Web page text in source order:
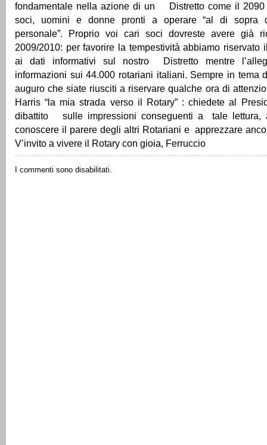
fondamentale nella azione di un Distretto come il
soci, uomini e donne pronti a operare “al di sopra
personale”. Proprio voi cari soci dovreste avere già
2009/2010: per favorire la tempestività abbiamo riservato
ai dati informativi sul nostro Distretto mentre
informazioni sui 44.000 rotariani italiani. Sempre in tema
auguro che siate riusciti a riservare qualche ora di
Harris “la mia strada verso il Rotary” : chiedete al
dibattito sulle impressioni conseguenti a tale lettura,
conoscere il parere degli altri Rotariani e apprezzare
V’invito a vivere il Rotary con gioia, Ferruccio
I commenti sono disabilitati.